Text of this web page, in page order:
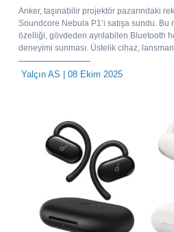
Anker, taşınabilir projektör pazarındaki
Soundcore Nebula P1’i satışa sundu.
özelliği, gövdeden ayrılabilen Bluetooth
deneyimi sunması. Üstelik cihaz,
Yalçın AS | 08 Ekim 2025